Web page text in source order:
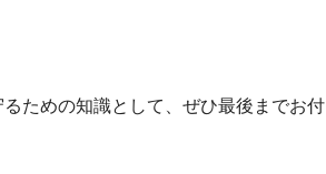
ための知識として、ぜひ最後までお付